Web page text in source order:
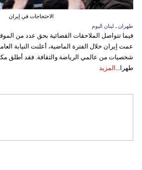
الاحتجاجات في إيران
طهران ـ لبنان اليوم
فيما تتواصل الملاحقات القضائية بحق عدد من
عمت إيران خلال الفترة الماضية، أعلنت النيابة
شخصيات من عالمي الرياضة والثقافة. فقد أطلق
طهرا... المزيد